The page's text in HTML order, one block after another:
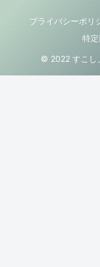
プライバシーポリ
特
© 2022 すこし